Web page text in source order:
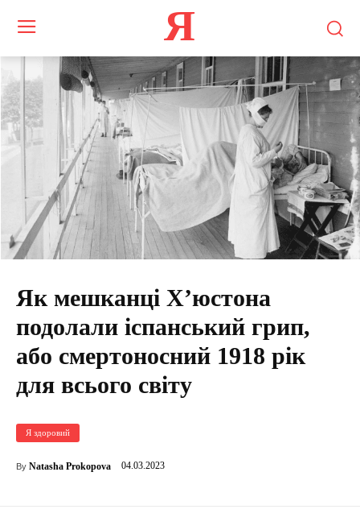
Я
Як мешканці Х’юстона
подолали іспанський грип,
або смертоносний 1918 рік
для всього світу
Я здоровий
By Natasha Prokopova 04.03.2023